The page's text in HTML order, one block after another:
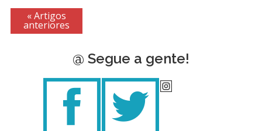
« Artigos
anteriores
@ Segue a gente!